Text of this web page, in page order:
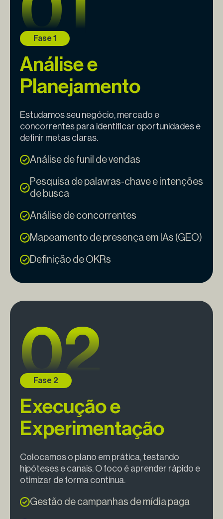
Análise e
Planejamento
Estudamos seu negócio, mercado e
concorrentes para identificar oportunidades e
definir metas claras.
Análise de funil de vendas
Pesquisa de palavras-chave e intenções
de busca
Análise de concorrentes
Mapeamento de presença em IAs (GEO)
Definição de OKRs
Execução e
Experimentação
Colocamos o plano em prática, testando
hipóteses e canais. O foco é aprender rápido e
otimizar de forma contínua.
Gestão de campanhas de mídia paga